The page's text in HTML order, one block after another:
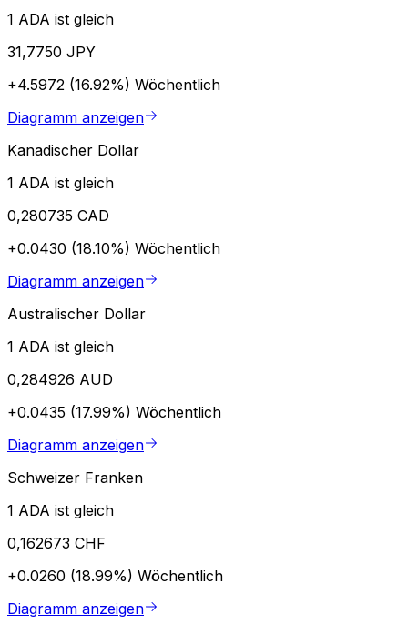
1 ADA ist gleich
31,7750 JPY
+4.5972 (16.92%) Wöchentlich
Diagramm anzeigen
Kanadischer Dollar
1 ADA ist gleich
0,280735 CAD
+0.0430 (18.10%) Wöchentlich
Diagramm anzeigen
Australischer Dollar
1 ADA ist gleich
0,284926 AUD
+0.0435 (17.99%) Wöchentlich
Diagramm anzeigen
Schweizer Franken
1 ADA ist gleich
0,162673 CHF
+0.0260 (18.99%) Wöchentlich
Diagramm anzeigen